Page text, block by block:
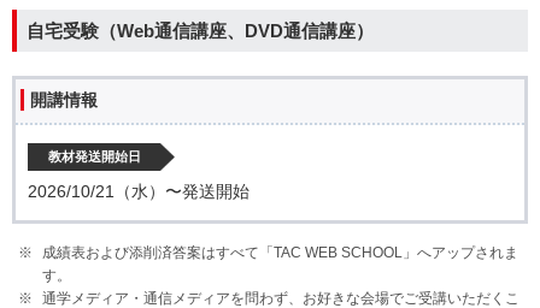
自宅受験（Web通信講座、DVD通信講座）
開講情報
教材発送開始日
2026/10/21（水）〜発送開始
成績表および添削済答案はすべて「TAC WEB SCHOOL」へアップされま
す。
通学メディア・通信メディアを問わず、お好きな会場でご受講いただくこ